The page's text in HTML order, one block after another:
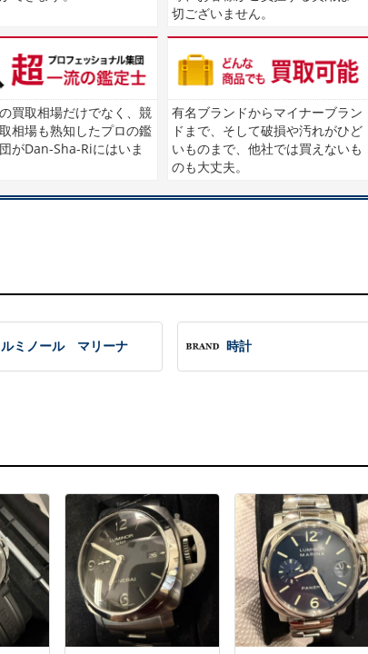
切ございません。
買取相場だけでなく、競
相場も熟知したプロの鑑
がDan-Sha-Riにはいま
有名ブランドからマイナーブラン
ドまで、そして破損や汚れがひど
いものまで、他社では買えないも
のも大丈夫。
ルミノール マリーナ 時計